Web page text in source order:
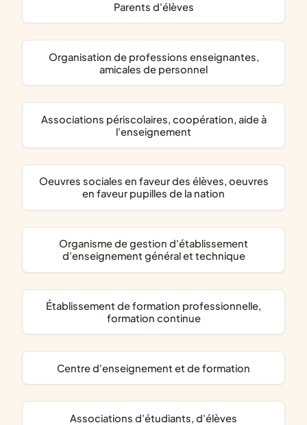
parents d'élèves
organisation de professions enseignantes,
amicales de personnel
associations périscolaires, coopération, aide à
l'enseignement
oeuvres sociales en faveur des élèves, oeuvres
en faveur pupilles de la nation
organisme de gestion d'établissement
d'enseignement général et technique
établissement de formation professionnelle,
formation continue
centre d'enseignement et de formation
associations d'étudiants, d'élèves